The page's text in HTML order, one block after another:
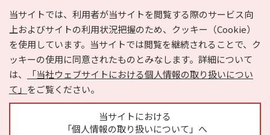
当サイトでは、利用者が当サイトを閲覧する際のサービス向
上およびサイトの利用状況把握のため、クッキー（Cookie）
を使用しています。当サイトでは閲覧を継続されることで、ク
ッキーの使用に同意されたものとみなします。詳細について
は、
「当社ウェブサイトにおける個人情報の取り扱いについ
て」 をご覧ください。
当サイトにおける
「個人情報の取り扱いについて」へ
e-NAVITA（イーナビタ）とは？ お気に入り
ヘルプ
利用規約
個人情報の取り扱いについて
運営会社
サイトマップ
広告掲載に関するお問い合わせ